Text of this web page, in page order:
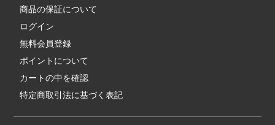
商品の保証について
ログイン
無料会員登録
ポイントについて
カートの中を確認
特定商取引法に基づく表記